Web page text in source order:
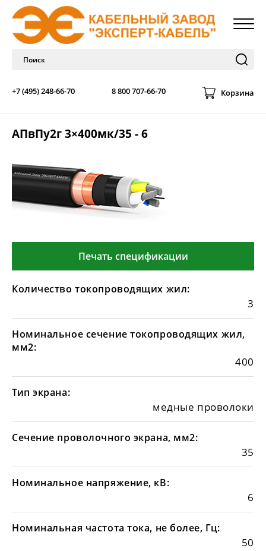
+7 (495) 248-66-70 8 800 707-66-70 Корзина
АПвПу2г 3×400мк/35 - 6
Печать спецификации
Количество токопроводящих жил:
3
Номинальное сечение токопроводящих жил,
мм2:
400
Тип экрана:
медные проволоки
Сечение проволочного экрана, мм2:
35
Номинальное напряжение, кВ:
6
Номинальная частота тока, не более, Гц:
50